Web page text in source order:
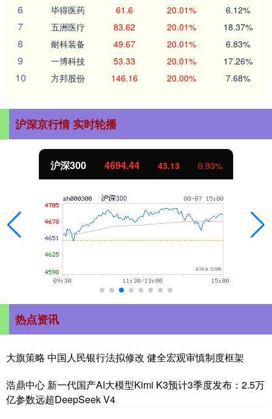
6 毕得医药 61.6 20.01% 6.12%
7 五洲医疗 83.62 20.01% 18.37%
8 耐科装备 49.67 20.01% 6.83%
9 一博科技 53.33 20.01% 17.26%
10 方邦股份 146.16 20.00% 7.68%
沪深京行情 实时轮播
沪深300 4694.44 43.13 0.93%
热点资讯
大旗策略 中国人民银行法拟修改 健全宏观审慎制度框架
浩鼎中心 新一代国产AI大模型Kimi K3预计3季度发布：2.5万
亿参数远超DeepSeek V4